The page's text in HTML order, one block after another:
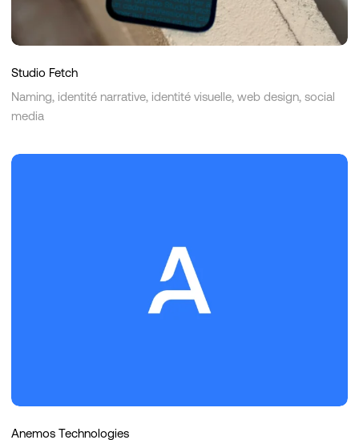
Studio Fetch
Naming, identité narrative, identité visuelle, web design, social
media
Anemos
Anemos Technologies